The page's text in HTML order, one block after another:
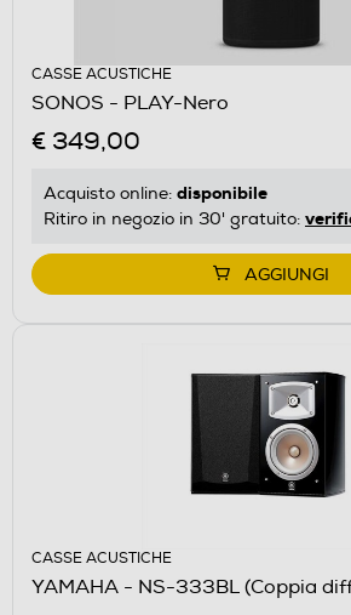
CASSE ACUSTICHE
SONOS - PLAY-Nero
€ 349,00
Acquisto online: disponibile
Ritiro in negozio in 30' gratuito:
AGGIUNGI
CASSE ACUSTICHE
YAMAHA - NS-333BL (Coppia